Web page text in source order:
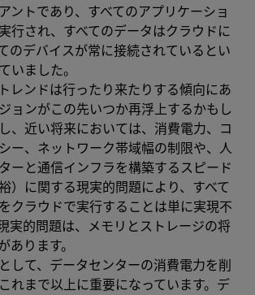
ントであり、すべてのアプリケーショ
行され、すべてのデータはクラウドに
のデバイスが常に接続されているとい
いました。
レンドは行ったり来たりする傾向にあ
ョンがこの先いつか再浮上するかもし
、近い将来においては、消費電力、コ
ー、ネットワーク帯域幅の制限や、人
ーと通信インフラを構築するスピード
）に関する現実的問題により、すべて
クラウドで実行することは単に実現不
実的問題は、メモリとストレージの将
あります。
して、データセンターの消費電力を削
れまで以上に重要になっています。デ